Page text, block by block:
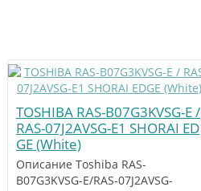
TOSHIBA RAS-B07G3KVSG-E /
RAS-07J2AVSG-E1 SHORAI ED
GE (White)
Описание Toshiba RAS-
B07G3KVSG-E/RAS-07J2AVSG-